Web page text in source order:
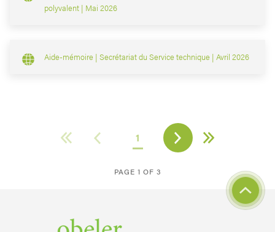
polyvalent | Mai 2026
Aide-mémoire | Secrétariat du Service technique | Avril 2026
1
PAGE 1 OF 3